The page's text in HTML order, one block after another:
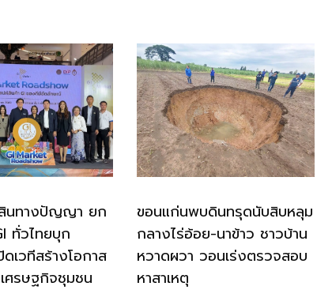
นทางปัญญา ยก
ทั่วไทยบุก
เวทีสร้างโอกาส
ศรษฐกิจชุมชน
ขอนแก่นพบดินทรุดนับสิบหลุม
กลางไร่อ้อย-นาข้าว ชาวบ้าน
หวาดผวา วอนเร่งตรวจสอบ
หาสาเหตุ